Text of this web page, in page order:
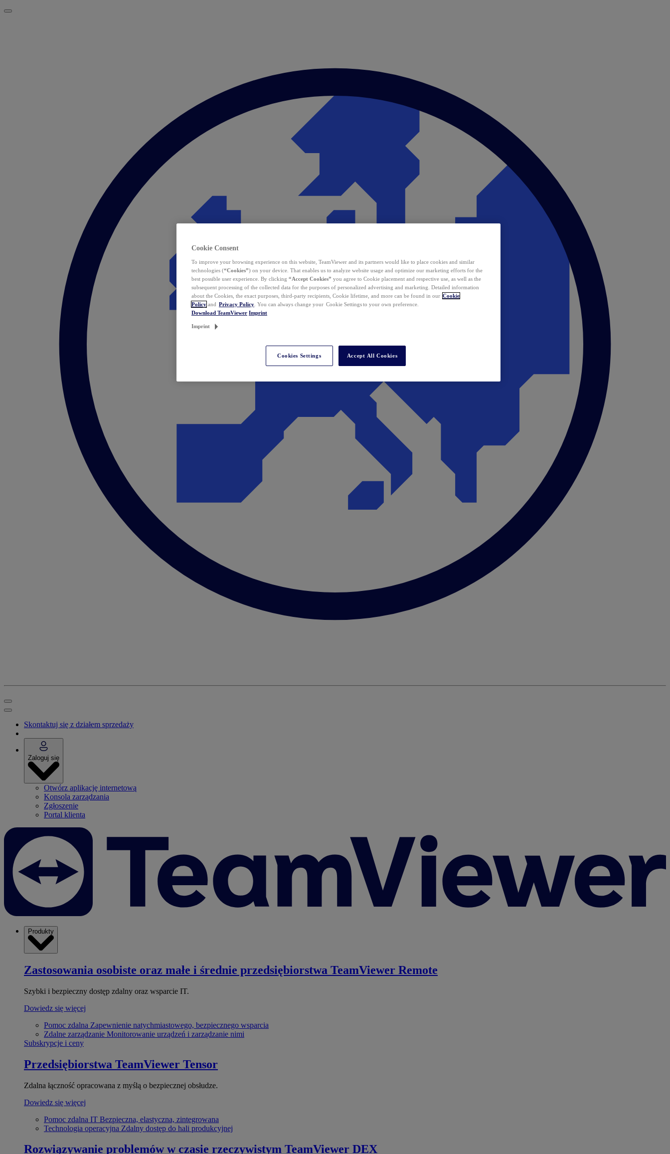
Skontaktuj się z działem sprzedaży
Zaloguj się
Otwórz aplikację internetową
Konsola zarządzania
Zgłoszenie
Portal klienta
Produkty
Zastosowania osobiste oraz małe i średnie przedsiębiorstwa TeamViewer Remote
Szybki i bezpieczny dostęp zdalny oraz wsparcie IT.
Dowiedz się więcej
Pomoc zdalna Zapewnienie natychmiastowego, bezpiecznego wsparcia
Zdalne zarządzanie Monitorowanie urządzeń i zarządzanie nimi
Subskrypcje i ceny
Przedsiębiorstwa TeamViewer Tensor
Zdalna łączność opracowana z myślą o bezpiecznej obsłudze.
Dowiedz się więcej
Pomoc zdalna IT Bezpieczna, elastyczna, zintegrowana
Technologia operacyjna Zdalny dostęp do hali produkcyjnej
Rozwiązywanie problemów w czasie rzeczywistym TeamViewer DEX
Cookie Consent
To improve your browsing experience on this website, TeamViewer and its partners would like to place cookies and similar
technologies (“Cookies”) on your device. That enables us to analyze website usage and optimize our marketing efforts for the
best possible user experience. By clicking “Accept Cookies” you agree to Cookie placement and respective use, as well as the
subsequent processing of the collected data for the purposes of personalized advertising and marketing. Detailed information
about the Cookies, the exact purposes, third-party recipients, Cookie lifetime, and more can be found in our Cookie
Policy and Privacy Policy . You can always change your Cookie Settings to your own preference.
Download TeamViewer Imprint
Imprint
Cookies Settings Accept All Cookies